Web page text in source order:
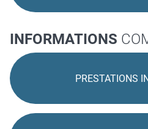
INFORMATIONS
PRESTATIONS